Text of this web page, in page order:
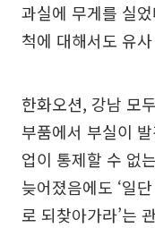
과실에 무게를 실
척에 대해서도 유
한화오션, 강남 모
부품에서 부실이
업이 통제할 수 없
늦어졌음에도 ‘일
로 되찾아가라’는